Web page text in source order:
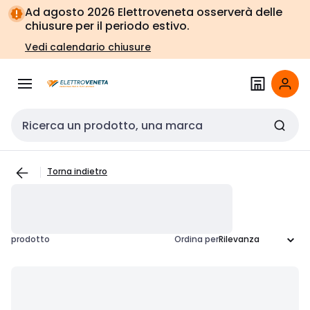
Vai alla
navigazione
Vai
alla
pagina
Ad agosto 2026 Elettroveneta osserverà delle
chiusure per il periodo estivo.
Vedi calendario chiusure
Cerca input
Torna indietro
prodotto Ordina per